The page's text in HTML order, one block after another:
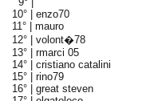
10° | enzo70
11° | mauro
12° | volont�78
13° | rmarci 05
14° | cristiano catalini
15° | rino79
16° | great steven